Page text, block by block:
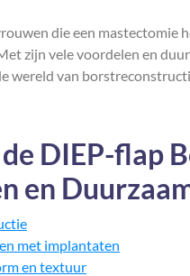
die een mastectomie
zijn vele voordelen en
wereld van
DIEP-flap
en
met implantaten
en textuur